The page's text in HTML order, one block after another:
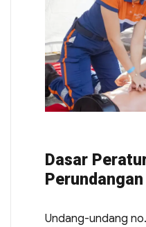
Dasar
Perundangan
Undang-undang